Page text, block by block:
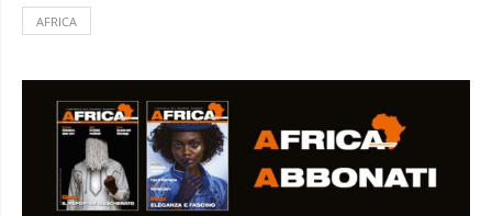
AFRICA